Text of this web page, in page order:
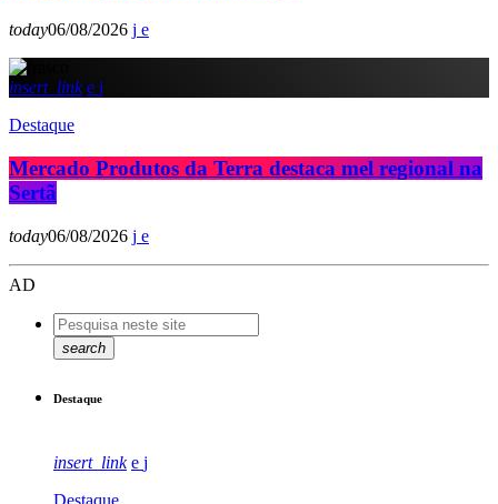
today06/08/2026
insert_link
Destaque
Mercado Produtos da Terra destaca mel regional na
Sertã
today06/08/2026
AD
search
Destaque
insert_link
Destaque